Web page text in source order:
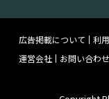
広告掲載について 利
運営会社
お問い合わせ